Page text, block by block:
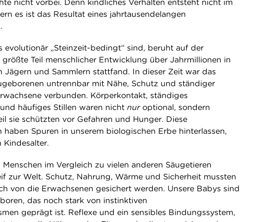
nicht vorbei. Denn kindliches Verhalten entsteht nicht im
es ist das Resultat eines jahrtausendelangen
evolutionär „Steinzeit-bedingt“ sind, beruht auf der
Teil menschlicher Entwicklung über Jahrmillionen in
Jägern und Sammlern stattfand. In dieser Zeit war das
untrennbar mit Nähe, Schutz und ständiger
verbunden. Körperkontakt, ständiges
häufiges Stillen waren nicht nuroptional, sondern
sie schützten vor Gefahren und Hunger. Diese
Spuren in unserem biologischen Erbe hinterlassen,
Kindesalter.
im Vergleich zu vielen anderen Säugetieren
zur Welt. Schutz, Nahrung, Wärme und Sicherheit mussten
von die Erwachsenen gesichert werden. Unsere Babys sind
das noch stark von instinktiven
geprägt ist. Reflexe und ein sensibles Bindungssystem,